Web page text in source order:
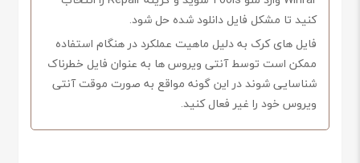
کنید تا مشکل فایل دانلود شده حل شود.
فایل های کرک به دلیل ماهیت عملکرد در هنگام استفاده
ممکن است توسط آنتی ویروس ها به عنوان فایل خطرناک
شناسایی شوند در این گونه مواقع به صورت موقت آنتی
ویروس خود را غیر فعال کنید.